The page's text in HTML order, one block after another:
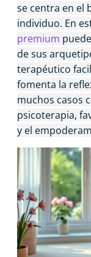
se centra en el
individuo. En
premium
de sus
terapéutico
fomenta la
muchos casos
psicoterapia,
y el